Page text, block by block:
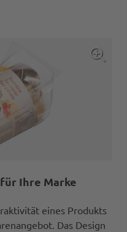
Ihre Marke
eines Produkts
Das Design